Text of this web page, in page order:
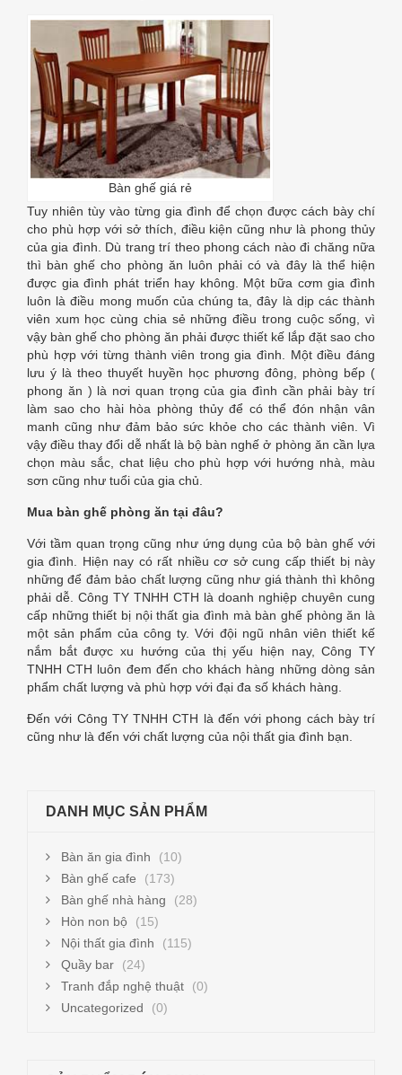
Bàn ghế giá rẻ
Tuy nhiên tùy vào từng gia đình để chọn được cách bày chí
cho phù hợp với sở thích, điều kiện cũng như là phong thủy
của gia đình. Dù trang trí theo phong cách nào đi chăng nữa
thì bàn ghế cho phòng ăn luôn phải có và đây là thể hiện
được gia đình phát triển hay không. Một bữa cơm gia đình
luôn là điều mong muốn của chúng ta, đây là dịp các thành
viên xum học cùng chia sẻ những điều trong cuộc sống, vì
vậy bàn ghế cho phòng ăn phải được thiết kế lắp đặt sao cho
phù hợp với từng thành viên trong gia đình. Một điều đáng
lưu ý là theo thuyết huyền học phương đông, phòng bếp (
phong ăn ) là nơi quan trọng của gia đình cần phải bày trí
làm sao cho hài hòa phòng thủy để có thể đón nhận vân
manh cũng như đảm bảo sức khỏe cho các thành viên. Vì
vậy điều thay đổi dễ nhất là bộ bàn nghế ở phòng ăn cần lựa
chọn màu sắc, chat liệu cho phù hợp với hướng nhà, màu
sơn cũng như tuổi của gia chủ.
Mua bàn ghế phòng ăn tại đâu?
Với tầm quan trọng cũng như ứng dụng của bộ bàn ghế với
gia đình. Hiện nay có rất nhiều cơ sở cung cấp thiết bị này
những để đảm bảo chất lượng cũng như giá thành thì không
phải dễ. Công TY TNHH CTH là doanh nghiệp chuyên cung
cấp những thiết bị nội thất gia đình mà bàn ghế phòng ăn là
một sản phẩm của công ty. Với đội ngũ nhân viên thiết kế
nắm bắt được xu hướng của thị yếu hiện nay, Công TY
TNHH CTH luôn đem đến cho khách hàng những dòng sản
phẩm chất lượng và phù hợp với đại đa số khách hàng.
Đến với Công TY TNHH CTH là đến với phong cách bày trí
cũng như là đến với chất lượng của nội thất gia đình bạn.
DANH MỤC SẢN PHẨM
Bàn ăn gia đình
(10)
Bàn ghế cafe
(173)
Bàn ghế nhà hàng
(28)
Hòn non bộ
(15)
Nội thất gia đình
(115)
Quầy bar
(24)
Tranh đắp nghệ thuật
(0)
Uncategorized
(0)